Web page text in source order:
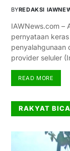
BYREDAKSI
IAWNews.com –
pernyataan
penyalahgunaan
provider seluler
READ MORE
RAKYAT